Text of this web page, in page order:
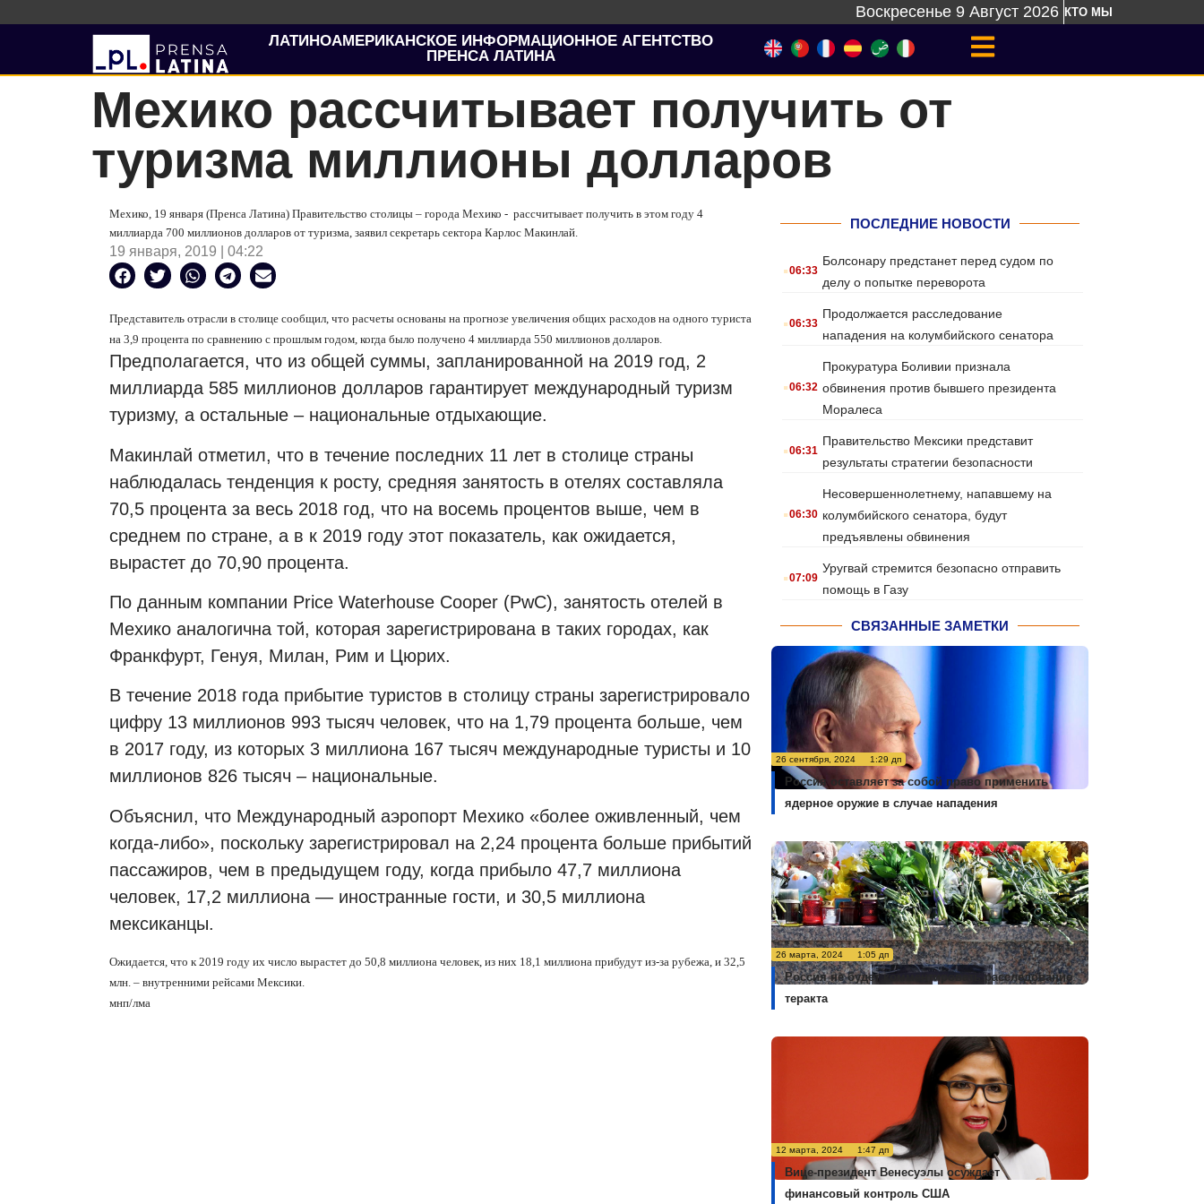
Воскресенье 9 Август 2026 КТО МЫ
ЛАТИНОАМЕРИКАНСКОЕ ИНФОРМАЦИОННОЕ АГЕНТСТВО
ПРЕНСА ЛАТИНА
Мехико рассчитывает получить от
туризма миллионы долларов
Мехико, 19 января (Пренса Латина) Правительство столицы – города Мехико - рассчитывает получить в этом году 4
миллиарда 700 миллионов долларов от туризма, заявил секретарь сектора Карлос Макинлай.
19 января, 2019 | 04:22
Представитель отрасли в столице сообщил, что расчеты основаны на прогнозе увеличения общих расходов на одного туриста
на 3,9 процента по сравнению с прошлым годом, когда было получено 4 миллиарда 550 миллионов долларов.
Предполагается, что из общей суммы, запланированной на 2019 год, 2
миллиарда 585 миллионов долларов гарантирует международный туризм
туризму, а остальные – национальные отдыхающие.
Макинлай отметил, что в течение последних 11 лет в столице страны
наблюдалась тенденция к росту, средняя занятость в отелях составляла
70,5 процента за весь 2018 год, что на восемь процентов выше, чем в
среднем по стране, а в к 2019 году этот показатель, как ожидается,
вырастет до 70,90 процента.
По данным компании Price Waterhouse Cooper (PwC), занятость отелей в
Мехико аналогична той, которая зарегистрирована в таких городах, как
Франкфурт, Генуя, Милан, Рим и Цюрих.
В течение 2018 года прибытие туристов в столицу страны зарегистрировало
цифру 13 миллионов 993 тысяч человек, что на 1,79 процента больше, чем
в 2017 году, из которых 3 миллиона 167 тысяч международные туристы и 10
миллионов 826 тысяч – национальные.
Объяснил, что Международный аэропорт Мехико «более оживленный, чем
когда-либо», поскольку зарегистрировал на 2,24 процента больше прибытий
пассажиров, чем в предыдущем году, когда прибыло 47,7 миллиона
человек, 17,2 миллиона — иностранные гости, и 30,5 миллиона
мексиканцы.
Ожидается, что к 2019 году их число вырастет до 50,8 миллиона человек, из них 18,1 миллиона прибудут из-за рубежа, и 32,5
млн. – внутренними рейсами Мексики.
мнп/лма
ПОСЛЕДНИЕ НОВОСТИ
.06:33
Болсонару предстанет перед судом по
делу о попытке переворота
.06:33
Продолжается расследование
нападения на колумбийского сенатора
.06:32
Прокуратура Боливии признала
обвинения против бывшего президента
Моралеса
.06:31
Правительство Мексики представит
результаты стратегии безопасности
.06:30
Несовершеннолетнему, напавшему на
колумбийского сенатора, будут
предъявлены обвинения
.07:09
Уругвай стремится безопасно отправить
помощь в Газу
СВЯЗАННЫЕ ЗАМЕТКИ
26 сентября, 2024 1:29 дп
Россия оставляет за собой право применить
ядерное оружие в случае нападения
26 марта, 2024 1:05 дп
Россия не будет комментировать расследование
теракта
12 марта, 2024 1:47 дп
Вице-президент Венесуэлы осуждает
финансовый контроль США